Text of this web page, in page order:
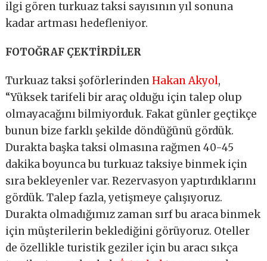
ilgi gören turkuaz taksi sayısının yıl sonuna
kadar artması hedefleniyor.
FOTOĞRAF ÇEKTİRDİLER
Turkuaz taksi şoförlerindenHakan Akyol,
“Yüksek tarifeli bir araç olduğu için talep olup
olmayacağını bilmiyorduk. Fakat günler geçtikçe
bunun bize farklı şekilde döndüğünü gördük.
Durakta başka taksi olmasına rağmen 40-45
dakika boyunca bu turkuaz taksiye binmek için
sıra bekleyenler var. Rezervasyon yaptırdıklarını
gördük. Talep fazla, yetişmeye çalışıyoruz.
Durakta olmadığımız zaman sırf bu araca binmek
için müşterilerin beklediğini görüyoruz. Oteller
de özellikle turistik geziler için bu aracı sıkça